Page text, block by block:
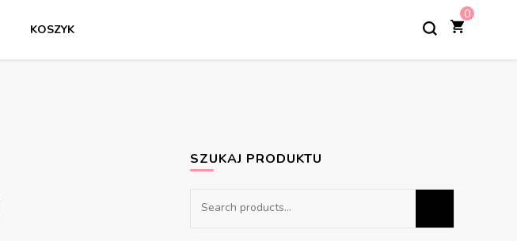
KOSZYK
0
SZUKAJ PRODUKTU
Search